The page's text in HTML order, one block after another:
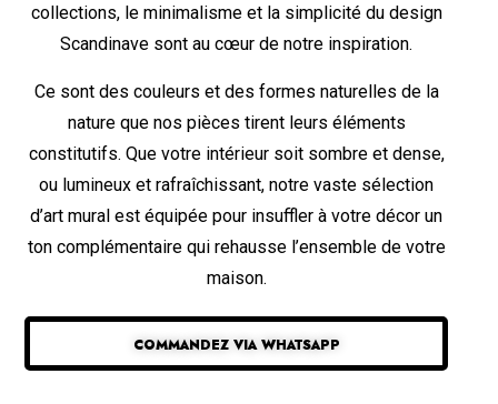
collections, le minimalisme et la simplicité du design
Scandinave sont au cœur de notre inspiration.
Ce sont des couleurs et des formes naturelles de la
nature que nos pièces tirent leurs éléments
constitutifs. Que votre intérieur soit sombre et dense,
ou lumineux et rafraîchissant, notre vaste sélection
d’art mural est équipée pour insuffler à votre décor un
ton complémentaire qui rehausse l’ensemble de votre
maison.
COMMANDEZ VIA WHATSAPP